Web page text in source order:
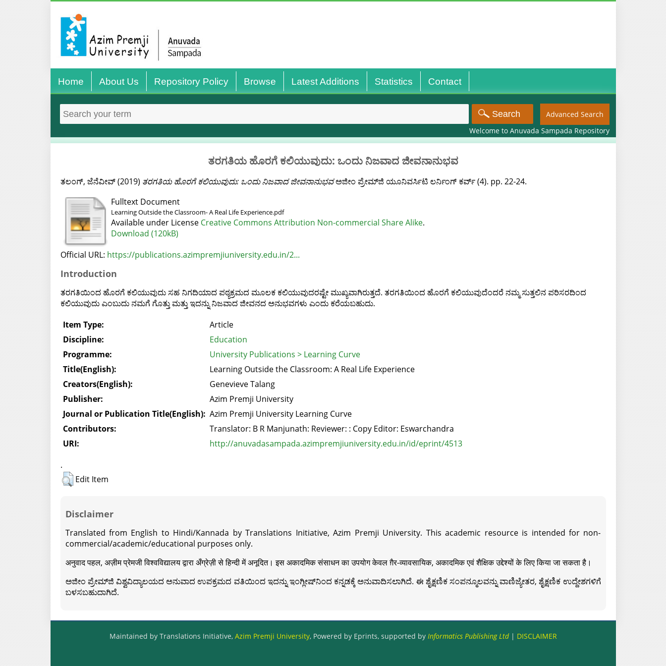
Home About Us Repository Policy Browse Latest Additions Statistics Contact
Advanced Search
Welcome to Anuvada Sampada Repository
ತರಗತಿಯ ಹೊರಗೆ ಕಲಿಯುವುದು: ಒಂದು ನಿಜವಾದ ಜೀವನಾನುಭವ
ತಲಂಗ್, ಜೆನೆವೀವ್(2019) ತರಗತಿಯ ಹೊರಗೆ ಕಲಿಯುವುದು: ಒಂದು ನಿಜವಾದ ಜೀವನಾನುಭವಅಜೀಂ ಪ್ರೇಮ್‌ಜಿ ಯೂನಿವರ್ಸಿಟಿ ಲರ್ನಿಂಗ್ ಕರ್ವ್ (4). pp. 22-24.
Fulltext Document
Learning Outside the Classroom- A Real Life Experience.pdf
Available under License Creative Commons Attribution Non-commercial Share Alike.
Download (120kB)
Official URL: https://publications.azimpremjiuniversity.edu.in/2...
Introduction
ತರಗತಿಯಿಂದ ಹೊರಗೆ ಕಲಿಯುವುದು ಸಹ ನಿಗದಿಯಾದ ಪಠ್ಯಕ್ರಮದ ಮೂಲಕ ಕಲಿಯುವುದರಷ್ಟೇ ಮುಖ್ಯವಾಗಿರುತ್ತದೆ. ತರಗತಿಯಿಂದ ಹೊರಗೆ ಕಲಿಯುವುದೆಂದರೆ ನಮ್ಮ ಸುತ್ತಲಿನ ಪರಿಸರದಿಂದ
ಕಲಿಯುವುದು ಎಂಬುದು ನಮಗೆ ಗೊತ್ತು ಮತ್ತು ಇದನ್ನು ನಿಜವಾದ ಜೀವನದ ಅನುಭವಗಳು ಎಂದು ಕರೆಯಬಹುದು.
Item Type:
Article
Discipline:
Education
Programme:
University Publications > Learning Curve
Title(English):
Learning Outside the Classroom: A Real Life Experience
Creators(English):
Genevieve Talang
Publisher:
Azim Premji University
Journal or Publication Title(English): Azim Premji University Learning Curve
Contributors:
Translator: B R Manjunath: Reviewer: : Copy Editor: Eswarchandra
URI:
http://anuvadasampada.azimpremjiuniversity.edu.in/id/eprint/4513
.
Edit Item
Disclaimer
Translated from English to Hindi/Kannada by Translations Initiative, Azim Premji University. This academic resource is intended for non-
commercial/academic/educational purposes only.
अनुवाद पहल, अज़ीम प्रेमजी विश्वविद्यालय द्वारा अँग्रेज़ी से हिन्दी में अनूदित। इस अकादमिक संसाधन का उपयोग केवल ग़ैर-व्यावसायिक, अकादमिक एवं शैक्षिक उद्देश्यों के लिए किया जा सकता है।
ಅಜೀಂ ಪ್ರೇಮ್‍ಜಿ ವಿಶ್ವವಿದ್ಯಾಲಯದ ಅನುವಾದ ಉಪಕ್ರಮದ ವತಿಯಿಂದ ಇದನ್ನು ಇಂಗ್ಲೀಷ್‍ನಿಂದ ಕನ್ನಡಕ್ಕೆ ಅನುವಾದಿಸಲಾಗಿದೆ. ಈ ಶೈಕ್ಷಣಿಕ ಸಂಪನ್ಮೂಲವನ್ನು ವಾಣಿಜ್ಯೇತರ, ಶೈಕ್ಷಣಿಕ ಉದ್ದೇಶಗಳಿಗೆ
ಬಳಸಬಹುದಾಗಿದೆ.
Maintained by Translations Initiative, Azim Premji University, Powered by Eprints, supported by Informatics Publishing Ltd| DISCLAIMER